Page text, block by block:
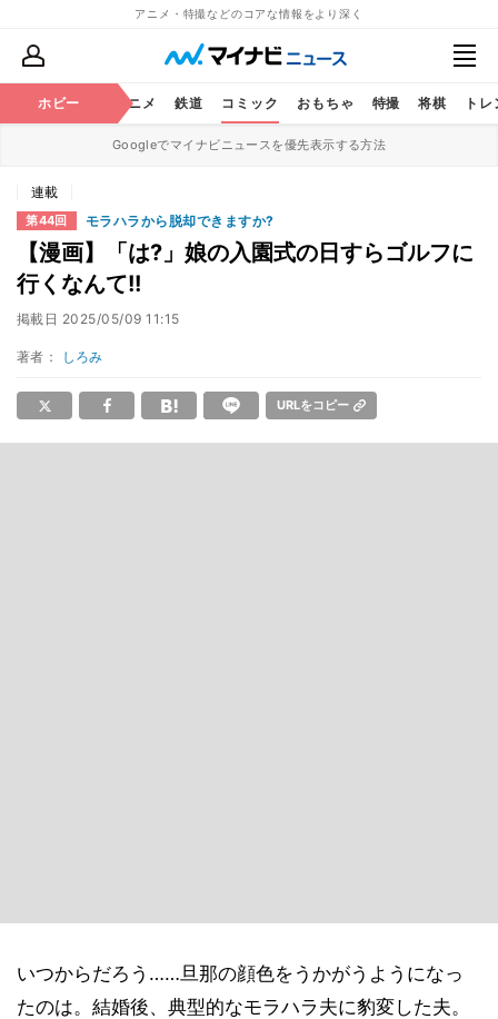
アニメ・特撮などのコアな情報をより深く
ホビー アニメ 鉄道 コミック おもちゃ 特撮 将棋 ト
Googleでマイナビニュースを優先表示する方法
連載
第44回 モラハラから脱却できますか?
【漫画】「は?」娘の入園式の日すらゴルフに
行くなんて!!
掲載日 2025/05/09 11:15
著者： しろみ
URLをコピー
いつからだろう……旦那の顔色をうかがうようになっ
たのは。結婚後、典型的なモラハラ夫に豹変した夫。